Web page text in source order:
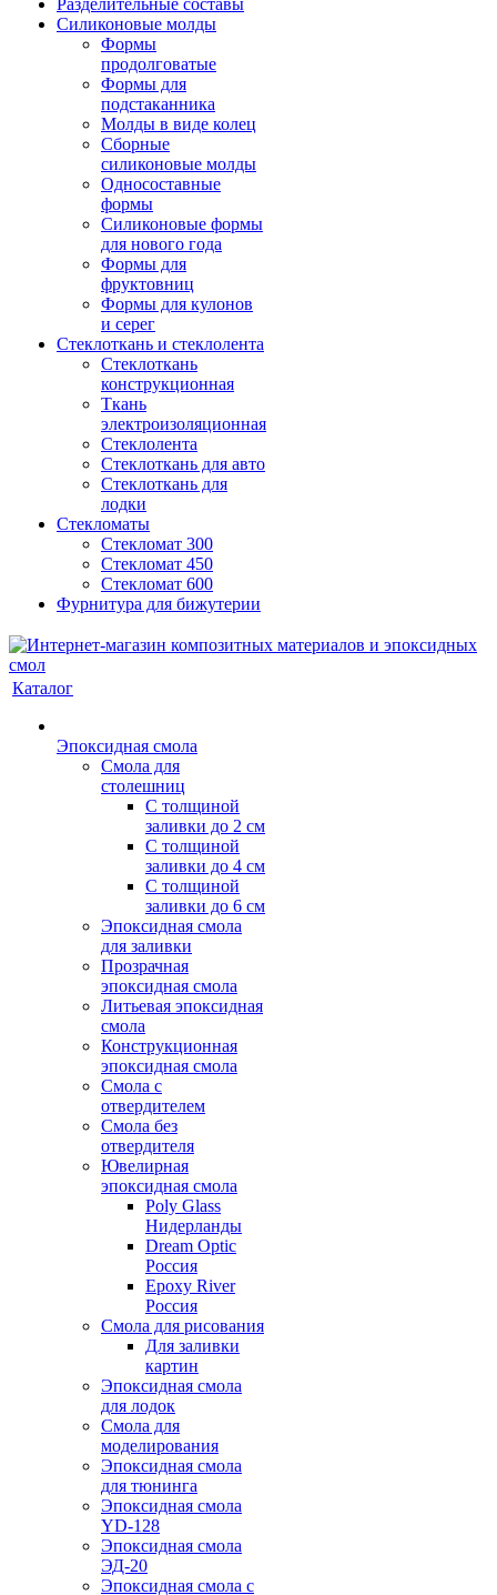
Разделительные составы
Силиконовые молды
Формы
продолговатые
Формы для
подстаканника
Молды в виде колец
Сборные
силиконовые молды
Односоставные
формы
Силиконовые формы
для нового года
Формы для
фруктовниц
Формы для кулонов
и серег
Стеклоткань и стеклолента
Стеклоткань
конструкционная
Ткань
электроизоляционная
Стеклолента
Стеклоткань для авто
Стеклоткань для
лодки
Стекломаты
Стекломат 300
Стекломат 450
Стекломат 600
Фурнитура для бижутерии
Каталог
Эпоксидная смола
Смола для
столешниц
С толщиной
заливки до 2 см
С толщиной
заливки до 4 см
С толщиной
заливки до 6 см
Эпоксидная смола
для заливки
Прозрачная
эпоксидная смола
Литьевая эпоксидная
смола
Конструкционная
эпоксидная смола
Смола с
отвердителем
Смола без
отвердителя
Ювелирная
эпоксидная смола
Poly Glass
Нидерланды
Dream Optic
Россия
Epoxy River
Россия
Смола для рисования
Для заливки
картин
Эпоксидная смола
для лодок
Смола для
моделирования
Эпоксидная смола
для тюнинга
Эпоксидная смола
YD-128
Эпоксидная смола
ЭД-20
Эпоксидная смола с